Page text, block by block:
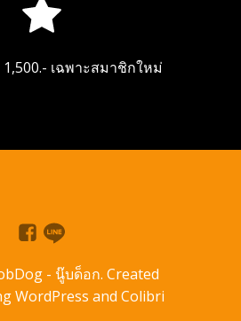
เฉพาะสมาชิกใหม่
- นู๊บด็อก. Created
WordPress and Colibri